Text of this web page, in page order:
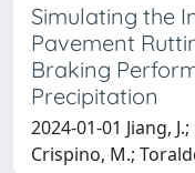
Simulating the
Pavement
Braking
Precipitation
2024-01-01 Jiang,
Crispino, M.;